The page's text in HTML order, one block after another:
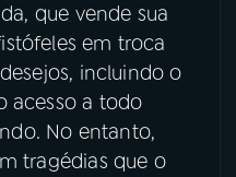
que vende sua
em troca
incluindo o
acesso a todo
No entanto,
tragédias que o